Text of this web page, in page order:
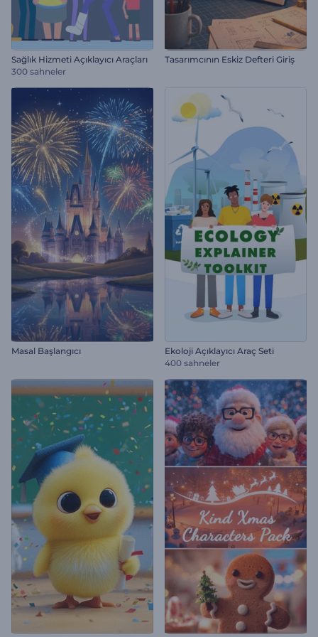
Sağlık Hizmeti Açıklayıcı Araçları
300 sahneler
Tasarımcının Eskiz Defteri Giriş
Masal Başlangıcı
Ekoloji Açıklayıcı Araç Seti
400 sahneler